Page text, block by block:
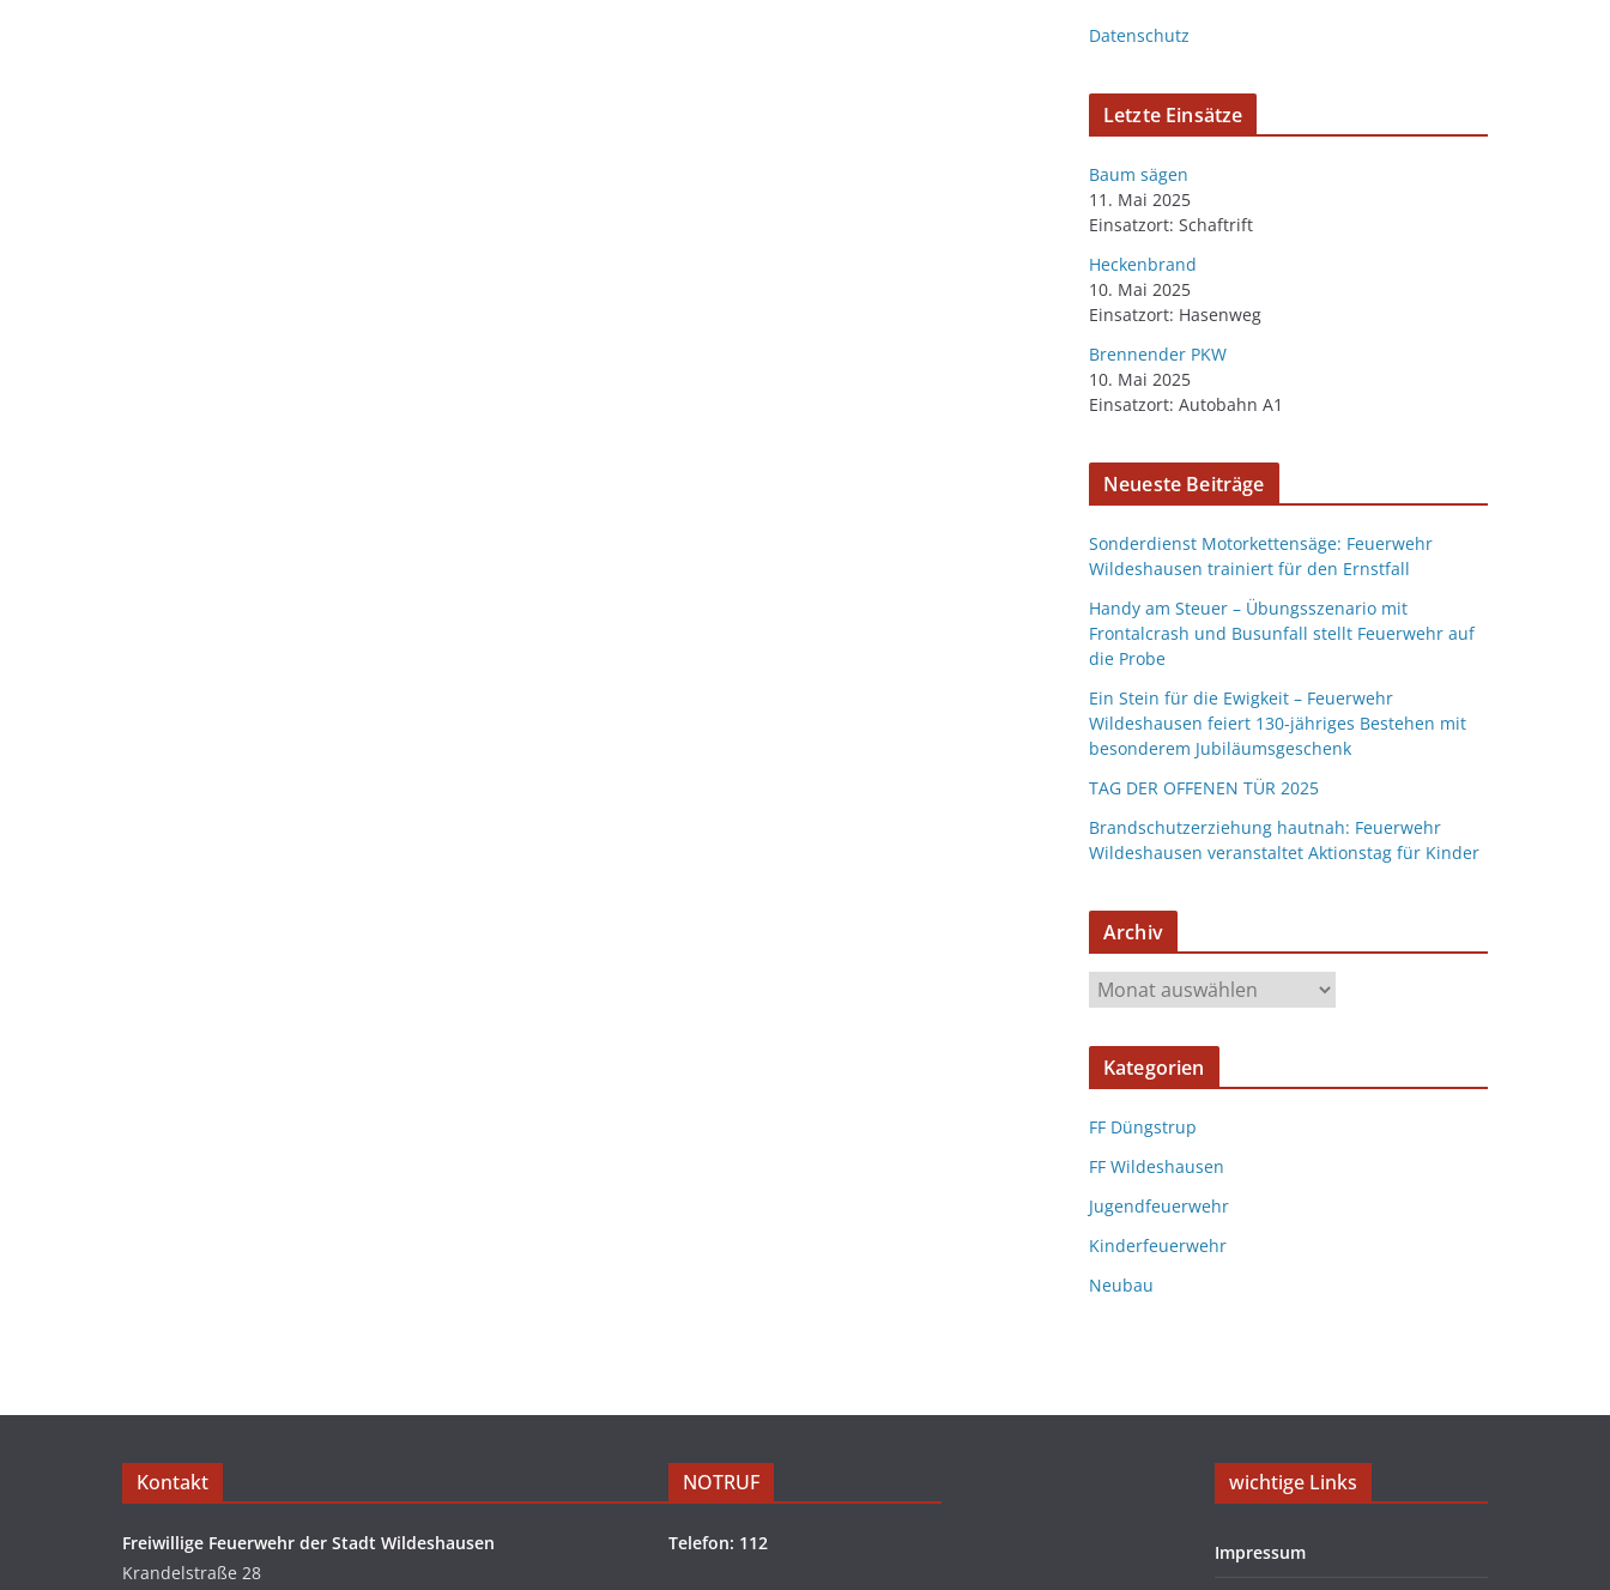
Datenschutz
Letzte Einsätze
Baum sägen
11. Mai 2025
Einsatzort: Schaftrift
Heckenbrand
10. Mai 2025
Einsatzort: Hasenweg
Brennender PKW
10. Mai 2025
Einsatzort: Autobahn A1
Neueste Beiträge
Sonderdienst Motorkettensäge: Feuerwehr
Wildeshausen trainiert für den Ernstfall
Handy am Steuer – Übungsszenario mit
Frontalcrash und Busunfall stellt Feuerwehr auf
die Probe
Ein Stein für die Ewigkeit – Feuerwehr
Wildeshausen feiert 130-jähriges Bestehen mit
besonderem Jubiläumsgeschenk
TAG DER OFFENEN TÜR 2025
Brandschutzerziehung hautnah: Feuerwehr
Wildeshausen veranstaltet Aktionstag für Kinder
Archiv
Kategorien
FF Düngstrup
FF Wildeshausen
Jugendfeuerwehr
Kinderfeuerwehr
Neubau
Kontakt
Freiwillige Feuerwehr der Stadt Wildeshausen
Krandelstraße 28
NOTRUF
Telefon: 112
wichtige Links
Impressum